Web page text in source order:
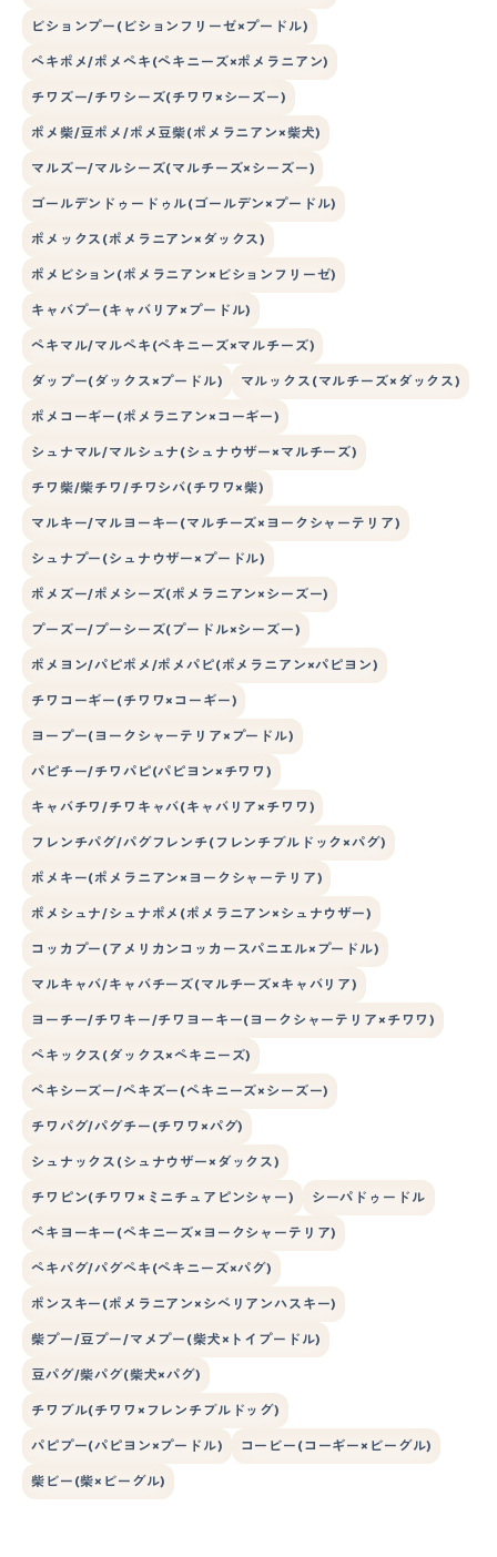
ビションプー(ビションフリーゼ×プードル)
ペキポメ/ポメペキ(ペキニーズ×ポメラニアン)
チワズー/チワシーズ(チワワ×シーズー)
ポメ柴/豆ポメ/ポメ豆柴(ポメラニアン×柴犬)
マルズー/マルシーズ(マルチーズ×シーズー)
ゴールデンドゥードゥル(ゴールデン×プードル)
ポメックス(ポメラニアン×ダックス)
ポメビション(ポメラニアン×ビションフリーゼ)
キャバプー(キャバリア×プードル)
ペキマル/マルペキ(ペキニーズ×マルチーズ)
ダップー(ダックス×プードル) マルックス(マルチーズ×ダックス)
ポメコーギー(ポメラニアン×コーギー)
シュナマル/マルシュナ(シュナウザー×マルチーズ)
チワ柴/柴チワ/チワシバ(チワワ×柴)
マルキー/マルヨーキー(マルチーズ×ヨークシャーテリア)
シュナプー(シュナウザー×プードル)
ポメズー/ポメシーズ(ポメラニアン×シーズー)
プーズー/プーシーズ(プードル×シーズー)
ポメヨン/パピポメ/ポメパピ(ポメラニアン×パピヨン)
チワコーギー(チワワ×コーギー)
ヨープー(ヨークシャーテリア×プードル)
パピチー/チワパピ(パピヨン×チワワ)
キャバチワ/チワキャバ(キャバリア×チワワ)
フレンチパグ/パグフレンチ(フレンチブルドック×パグ)
ポメキー(ポメラニアン×ヨークシャーテリア)
ポメシュナ/シュナポメ(ポメラニアン×シュナウザー)
コッカプー(アメリカンコッカースパニエル×プードル)
マルキャバ/キャバチーズ(マルチーズ×キャバリア)
ヨーチー/チワキー/チワヨーキー(ヨークシャーテリア×チワワ)
ペキックス(ダックス×ペキニーズ)
ペキシーズー/ペキズー(ペキニーズ×シーズー)
チワパグ/パグチー(チワワ×パグ)
シュナックス(シュナウザー×ダックス)
チワピン(チワワ×ミニチュアピンシャー) シーパドゥードル
ペキヨーキー(ペキニーズ×ヨークシャーテリア)
ペキパグ/パグペキ(ペキニーズ×パグ)
ポンスキー(ポメラニアン×シベリアンハスキー)
柴プー/豆プー/マメプー(柴犬×トイプードル)
豆パグ/柴パグ(柴犬×パグ)
チワブル(チワワ×フレンチブルドッグ)
パピプー(パピヨン×プードル) コービー(コーギー×ビーグル)
柴ビー(柴×ビーグル)